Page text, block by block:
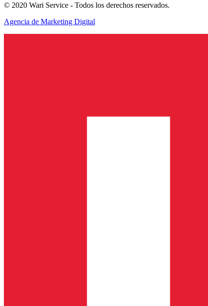
© 2020 Wari Service - Todos los derechos reservados.
Agencia de Marketing Digital